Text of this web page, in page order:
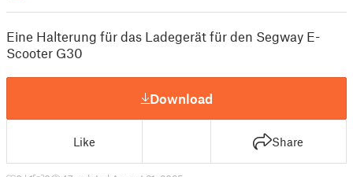
Eine Halterung für das Ladegerät für den Segway E-
Scooter G30
Download
Like Share